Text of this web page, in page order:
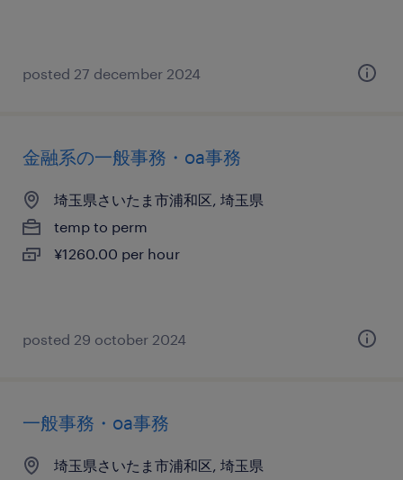
posted 27 december 2024
金融系の一般事務・oa事務
埼玉県さいたま市浦和区, 埼玉県
temp to perm
¥1260.00 per hour
posted 29 october 2024
一般事務・oa事務
埼玉県さいたま市浦和区, 埼玉県